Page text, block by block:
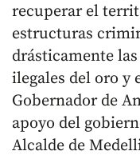
recuperar el
estructuras
drásticamente
ilegales del oro y
Gobernador de
apoyo del
Alcalde de